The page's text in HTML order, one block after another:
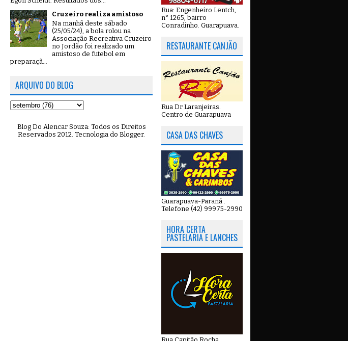
Cruzeiro realiza amistoso
Na manhã deste sábado
(25/05/24), a bola rolou na
Associação Recreativa Cruzeiro
no Jordão foi realizado um
amistoso de futebol em
preparaçã...
ARQUIVO DO BLOG
Blog Do Alencar Souza: Todos os Direitos
Reservados 2012. Tecnologia do Blogger.
Rua: Engenheiro Lentch,
n° 1265, bairro
Conradinho. Guarapuava.
RESTAURANTE CANJÃO
Rua Dr Laranjeiras.
Centro de Guarapuava
CASA DAS CHAVES
Guarapuava-Paraná .
Telefone (42) 99975-2990
HORA CERTA
PASTELARIA E LANCHES